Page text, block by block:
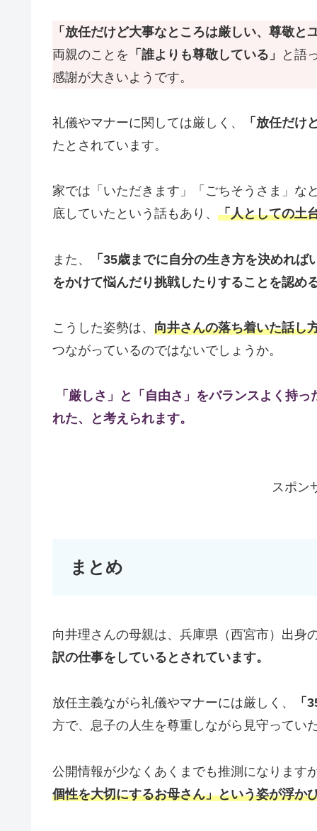
「放任だけど大事なところは厳しい、尊敬と
両親のことを 「誰よりも尊敬している」
と語
感謝が大きいようです。
礼儀やマナーに関しては厳しく、
「放任だけ
たとされています。
家では「いただきます」「ごちそうさま」な
底していたという話もあり、 「人としての土
また、
「35歳までに自分の生き方を決めれば
をかけて悩んだり挑戦したりすることを認め
こうした姿勢は、 向井さんの落ち着いた話し
つながっているのではないでしょうか。
「厳しさ」と「自由さ」をバランスよく持
れた、と考えられます。
スポン
まとめ
向井理さんの母親は、兵庫県（西宮市）出身
訳の仕事をしているとされています。
放任主義ながら礼儀やマナーには厳しく、
「
方で、息子の人生を尊重しながら見守ってい
公開情報が少なくあくまでも推測になります
個性を大切にするお母さん」という姿が浮か